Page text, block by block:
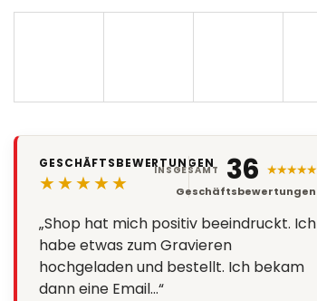
GESCHÄFTSBEWERTUNGEN
★★★★★
„Shop hat mich positiv beeindruckt. Ich
habe etwas zum Gravieren
hochgeladen und bestellt. Ich bekam
dann eine Email…“
INSGESAMT 36 ★★★★★
Geschäftsbewertungen